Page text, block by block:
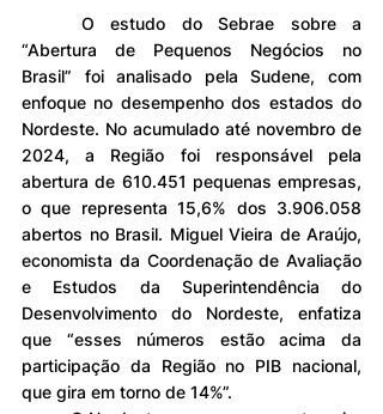
“Abertura de Pequenos Negócios no
Brasil” foi analisado pela Sudene, com
enfoque no desempenho dos estados do
Nordeste. No acumulado até novembro de
2024, a Região foi responsável pela
abertura de 610.451 pequenas empresas,
o que representa 15,6% dos 3.906.058
abertos no Brasil. Miguel Vieira de Araújo,
economista da Coordenação de Avaliação
e Estudos da Superintendência do
Desenvolvimento do Nordeste, enfatiza
que “esses números estão acima da
participação da Região no PIB nacional,
que gira em torno de 14%”.